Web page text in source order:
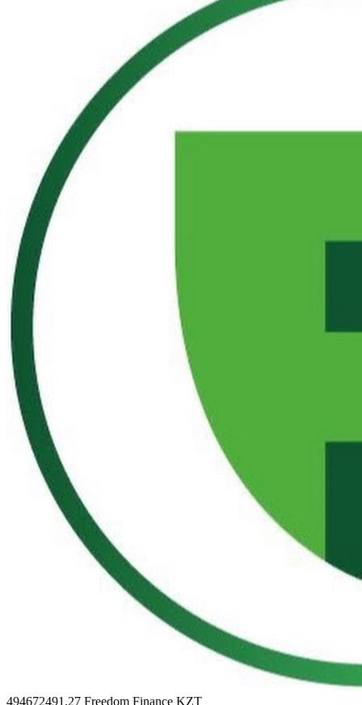
494672491.27 Freedom Finance KZT